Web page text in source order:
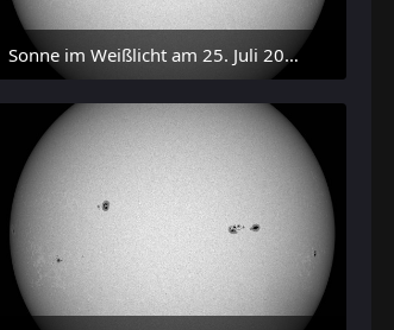
Sonne im Weißlicht am 25. Juli 2026 um 15:28 MESZ
27. Juli 2026 um 20:29